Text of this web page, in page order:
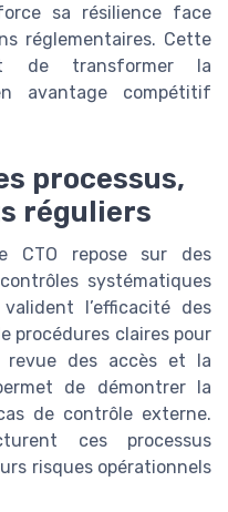
sa résilience face
réglementaires. Cette
de transformer la
avantage compétitif
processus,
réguliers
CTO repose sur des
systématiques
l’efficacité des
procédures claires pour
revue des accès et la
de démontrer la
de contrôle externe.
ces processus
risques opérationnels